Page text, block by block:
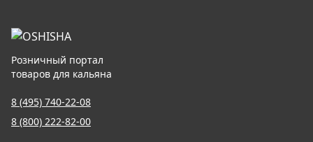
Розничный портал
товаров для кальяна
8 (495) 740-22-08
8 (800) 222-82-00